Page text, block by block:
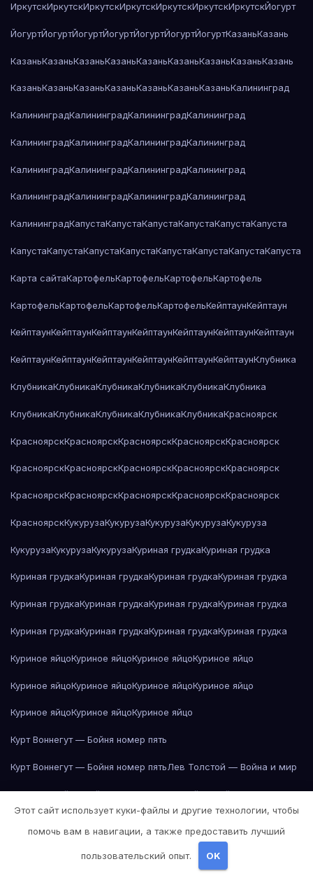
ИркутскИркутскИркутскИркутскИркутскИркутскИркутскЙогурт
ЙогуртЙогуртЙогуртЙогуртЙогуртЙогуртЙогуртКазаньКазань
КазаньКазаньКазаньКазаньКазаньКазаньКазаньКазаньКазань
КазаньКазаньКазаньКазаньКазаньКазаньКазаньКалининград
КалининградКалининградКалининградКалининград
КалининградКалининградКалининградКалининград
КалининградКалининградКалининградКалининград
КалининградКалининградКалининградКалининград
КалининградКапустаКапустаКапустаКапустаКапустаКапуста
КапустаКапустаКапустаКапустаКапустаКапустаКапустаКапуста
Карта сайтаКартофельКартофельКартофельКартофель
КартофельКартофельКартофельКартофельКейптаунКейптаун
КейптаунКейптаунКейптаунКейптаунКейптаунКейптаунКейптаун
КейптаунКейптаунКейптаунКейптаунКейптаунКейптаунКлубника
КлубникаКлубникаКлубникаКлубникаКлубникаКлубника
КлубникаКлубникаКлубникаКлубникаКлубникаКрасноярск
КрасноярскКрасноярскКрасноярскКрасноярскКрасноярск
КрасноярскКрасноярскКрасноярскКрасноярскКрасноярск
КрасноярскКрасноярскКрасноярскКрасноярскКрасноярск
КрасноярскКукурузаКукурузаКукурузаКукурузаКукуруза
КукурузаКукурузаКукурузаКуриная грудкаКуриная грудка
Куриная грудкаКуриная грудкаКуриная грудкаКуриная грудка
Куриная грудкаКуриная грудкаКуриная грудкаКуриная грудка
Куриная грудкаКуриная грудкаКуриная грудкаКуриная грудка
Куриное яйцоКуриное яйцоКуриное яйцоКуриное яйцо
Куриное яйцоКуриное яйцоКуриное яйцоКуриное яйцо
Куриное яйцоКуриное яйцоКуриное яйцо
Курт Воннегут — Бойня номер пять
Курт Воннегут — Бойня номер пятьЛев Толстой — Война и мир
Лев Толстой — Война и мирЛев Толстой — Война и мир
Этот сайт использует куки-файлы и другие технологии, чтобы
помочь вам в навигации, а также предоставить лучший
пользовательский опыт. OK